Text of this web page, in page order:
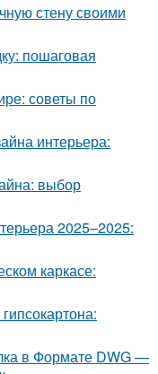
стену своими
пошаговая
советы по
интерьера:
выбор
2025–2025:
каркасе:
в Формате DWG —